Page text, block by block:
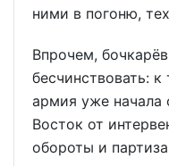
ними в погоню,
Впрочем,
бесчинствовать:
армия уже начала
Восток от
обороты и